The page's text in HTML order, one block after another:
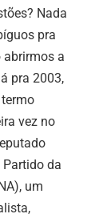
Nada
pra
abrirmos a
pra 2003,
vez no
da
um